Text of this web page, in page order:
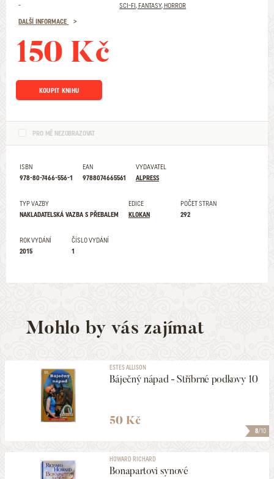
-
SCI-FI, FANTASY, HORROR
DALŠÍ INFORMACE
150 Kč
KOUPIT KNIHU
PRO MĚ NEZOBRAZOVAT
ISBN
978-80-7466-556-1
EAN
9788074665561
VYDAVATEL
ALPRESS
TYP VAZBY
NAKLADATELSKÁ VAZBA S PŘEBALEM
EDICE
KLOKAN
POČET STRAN
292
ROK VYDÁNÍ
2015
ČÍSLO VYDÁNÍ
1
Mohlo by vás zajímat
8/10
ESTES ALLISON
Báječný nápad - Stříbrné podkovy 10
50 Kč
HOWARD RICHARD
Bonapartovi synové